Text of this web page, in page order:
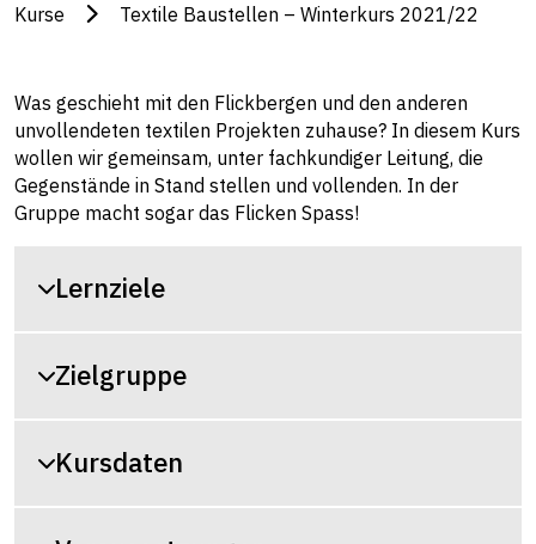
Kurse Textile Baustellen – Winterkurs 2021/22
Was geschieht mit den Flickbergen und den anderen
unvollendeten textilen Projekten zuhause? In diesem Kurs
wollen wir gemeinsam, unter fachkundiger Leitung, die
Gegenstände in Stand stellen und vollenden. In der
Gruppe macht sogar das Flicken Spass!
Lernziele
Zielgruppe
Kursdaten